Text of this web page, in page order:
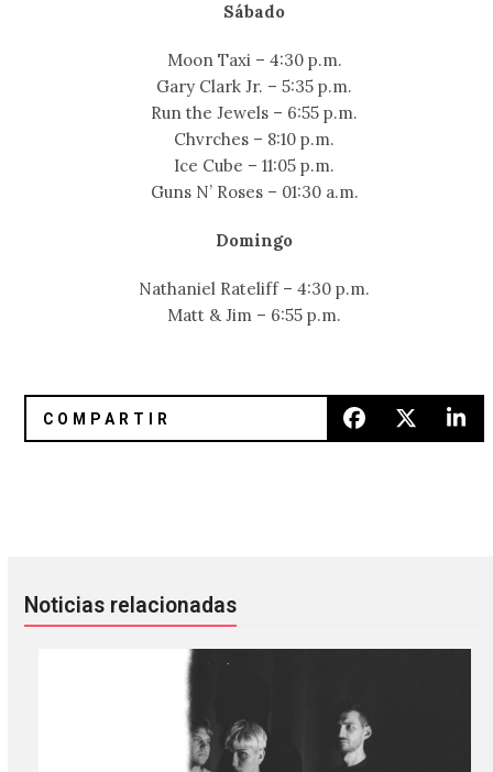
Sábado
Moon Taxi – 4:30 p.m.
Gary Clark Jr. – 5:35 p.m.
Run the Jewels – 6:55 p.m.
Chvrches – 8:10 p.m.
Ice Cube – 11:05 p.m.
Guns N’ Roses – 01:30 a.m.
Domingo
Nathaniel Rateliff – 4:30 p.m.
Matt & Jim – 6:55 p.m.
Noticias relacionadas